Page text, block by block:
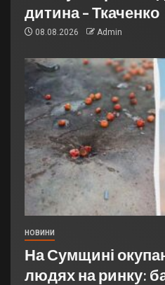
дитина – Ткаченко
08.08.2026 Admin
НОВИНИ
На Сумщині
людях на ринку: